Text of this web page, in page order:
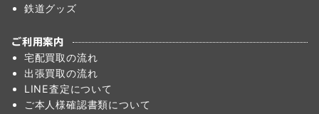
鉄道グッズ
ご利用案内
宅配買取の流れ
出張買取の流れ
LINE査定について
ご本人様確認書類について